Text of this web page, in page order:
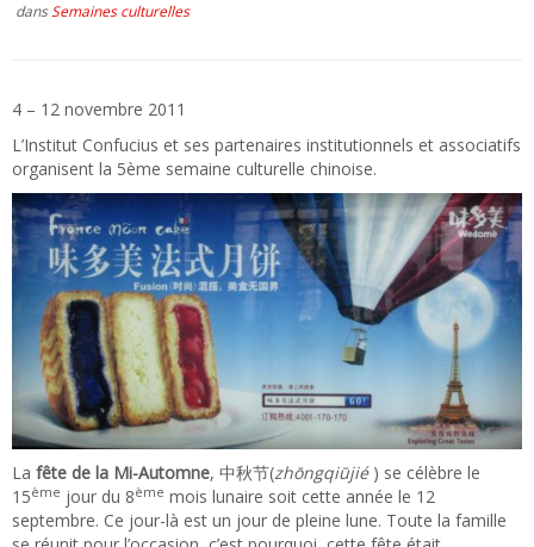
dansSemaines culturelles
4 – 12 novembre 2011
L’Institut Confucius et ses partenaires institutionnels et associatifs
organisent la 5ème semaine culturelle chinoise.
La fête de la Mi-Automne, 中秋节(zhōngqiūjié) se célèbre le
15ème jour du 8ème mois lunaire soit cette année le 12
septembre. Ce jour-là est un jour de pleine lune. Toute la famille